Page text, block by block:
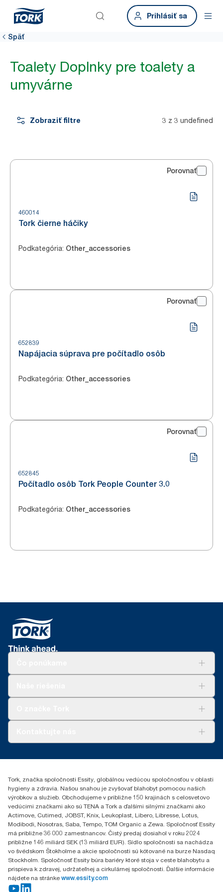
Prihlásiť sa
Späť
Toalety Doplnky pre toalety a
umyvárne
Zobraziť filtre 3 z 3 undefined
Porovnať
460014
Tork čierne háčiky
Podkategória: Other_accessories
Porovnať
652839
Napájacia súprava pre počítadlo osôb
Podkategória: Other_accessories
Porovnať
652845
Počítadlo osôb Tork People Counter 3.0
Podkategória: Other_accessories
Essity Slovakia s.r.o.
049 12 Gemerská Hôrka
Tork, značka spoločnosti Essity, globálnou vedúcou spoločnosťou v oblasti
hygieny a zdravia. Našou snahou je zvyšovať blahobyt pomocou našich
výrobkov a služieb. Obchodujeme v približne 150 krajinách s celosvetovo
vedúcimi značkami ako sú TENA a Tork a ďalšími silnými značkami ako
Actimove, Cutimed, JOBST, Knix, Leukoplast, Libero, Libresse, Lotus,
Modibodi, Nosotras, Saba, Tempo, TOM Organic a Zewa. Spoločnosť Essity
má približne 36 000 zamestnancov. Čistý predaj dosiahol v roku 2024
približne 146 miliárd SEK (13 miliárd EUR). Sídlo spoločnosti sa nachádza
vo švédskom Štokholme a akcie spoločnosti sú kótované na burze Nasdaq
Stockholm. Spoločnosť Essity búra bariéry ktoré stoja v ceste blahobytu a
prispieva k zdravej, udržateľnej a cirkulárnej spoločnosti. Ďalšie informácie
nájdete na stránke www.essity.com